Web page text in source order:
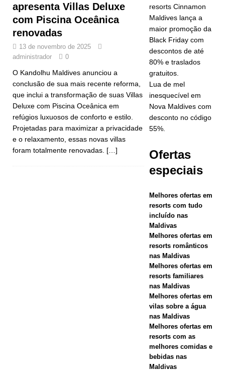
estrelas.
novembro de
Celebre o
Natal e o
apresenta Villas Deluxe
com Piscina Oceânica
renovadas
13 de novembro de 2025
administrador
0
O Kandolhu Maldives anunciou a
conclusão de sua mais recente reforma,
que inclui a transformação de suas Villas
Deluxe com Piscina Oceânica em
refúgios luxuosos de conforto e estilo.
Projetadas para maximizar a privacidade
e o relaxamento, essas novas villas
foram totalmente renovadas. […]
resorts Cinnamon
Maldives lança a
maior promoção da
Black Friday com
descontos de até
80% e traslados
gratuitos.
Lua de mel
inesquecível em
Nova Maldives com
desconto no código
55%.
Ofertas
especiais
Melhores ofertas em
resorts com tudo
incluído nas
Maldivas
Melhores ofertas em
resorts românticos
nas Maldivas
Melhores ofertas em
resorts familiares
nas Maldivas
Melhores ofertas em
vilas sobre a água
nas Maldivas
Melhores ofertas em
resorts com as
melhores comidas e
bebidas nas
Maldivas